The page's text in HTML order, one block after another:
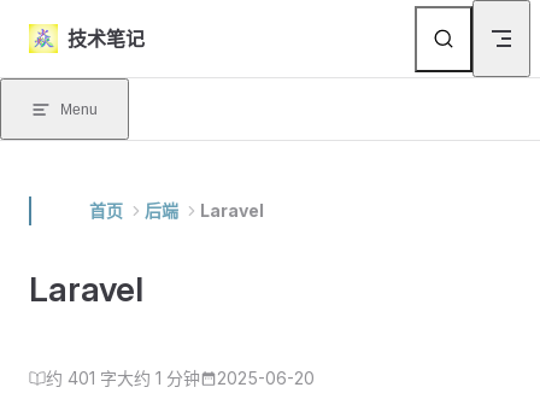
Skip to content
技术笔记
Menu
首页 后端 Laravel
Laravel
约 401 字大约 1 分钟 2025-06-20